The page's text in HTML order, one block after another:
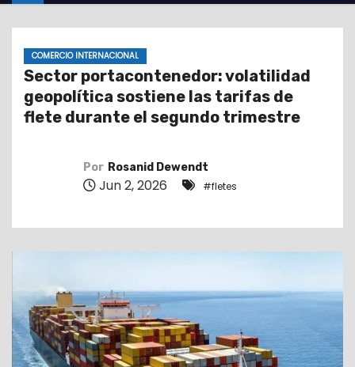
o
COMERCIO INTERNACIONAL
Sector portacontenedor: volatilidad
geopolítica sostiene las tarifas de
flete durante el segundo trimestre
Por Rosanid Dewendt
Jun 2, 2026 #fletes